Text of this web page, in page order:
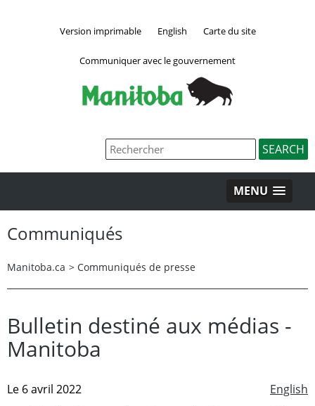
Version imprimable English Carte du site
Communiquer avec le gouvernement
MENU
Communiqués
Manitoba.ca > Communiqués de presse
Bulletin destiné aux médias -
Manitoba
English
Le 6 avril 2022